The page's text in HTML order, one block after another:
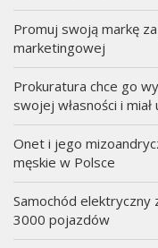
Promuj swoją markę
marketingowej
Prokuratura chce go
swojej własności i
Onet i jego
męskie w Polsce
Samochód elektryczny
3000 pojazdów